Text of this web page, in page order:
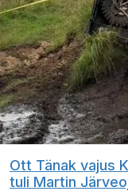
Ott Tänak vajus
tuli Martin